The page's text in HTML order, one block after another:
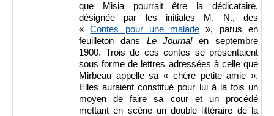
que Misia pourrait être la dédicataire,
désignée par les initiales M. N., des
«Contes pour une malade », parus en
feuilleton dans Le Journalen septembre
1900. Trois de ces contes se présentaient
sous forme de lettres adressées à celle que
Mirbeau appelle sa « chère petite amie ».
Elles auraient constitué pour lui à la fois un
moyen de faire sa cour et un procédé
mettant en scène un double littéraire de la